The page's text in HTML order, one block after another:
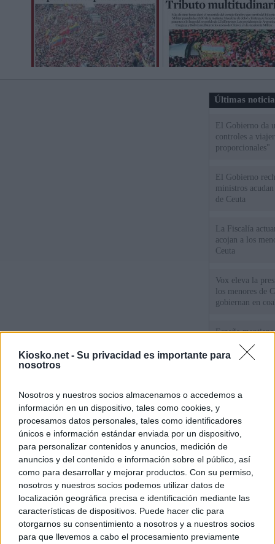
Kiosko.net - Su privacidad es importante para
nosotros
Nosotros y nuestros socios almacenamos o accedemos a
información en un dispositivo, tales como cookies, y
procesamos datos personales, tales como identificadores
únicos e información estándar enviada por un dispositivo,
para personalizar contenidos y anuncios, medición de
anuncios y del contenido e información sobre el público, así
como para desarrollar y mejorar productos. Con su permiso,
nosotros y nuestros socios podemos utilizar datos de
localización geográfica precisa e identificación mediante las
características de dispositivos. Puede hacer clic para
otorgarnos su consentimiento a nosotros y a nuestros socios
para que llevemos a cabo el procesamiento previamente
Últimas
El Gobierno da
controles a
proporcionales"
El Gobierno
ministros
de Ceuta
La Fiscalía
acojan a los
Ceuta
Vox eleva la
los menores de
gobiernan en
España
coordinación
cruzar la
que busca a los
Ceuta
© Kiosko.net Aviso Legal Privacidad y Cookies